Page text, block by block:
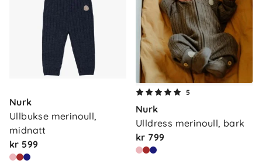
Nurk
Ullbukse merinoull,
midnatt
kr 599
5
Nurk
Ulldress merinoull, bark
kr 799
Våre butikker
Vårt samfunnsansvar
Jobbe i Barnas Hus
Frakt og levering
Retur og reklamasjon
Salgsbetingelser